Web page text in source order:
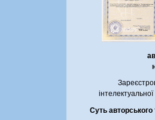
Суть авторського